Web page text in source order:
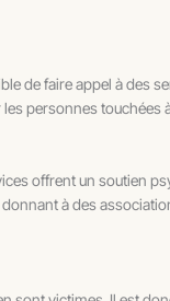
de faire appel à des
personnes touchées
offrent un soutien
à des